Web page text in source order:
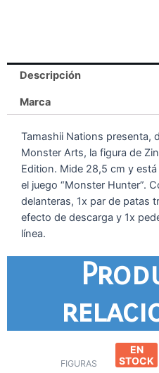
Descripción
Marca
Tamashii Nations presenta,
Monster Arts, la figura de
Edition. Mide 28,5 cm y
el juego “Monster Hunter”.
delanteras, 1x par de patas
efecto de descarga y 1x
línea.
EN
STOCK
FIGURAS